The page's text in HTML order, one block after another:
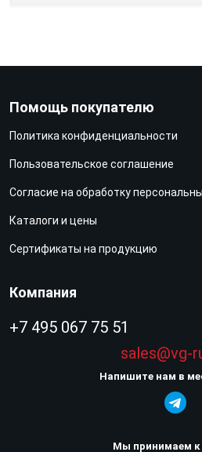
Помощь покупателю
Политика конфиденциальности
Пользовательское соглашение
Согласие на обработку
Каталоги и цены
Сертификаты на продукцию
Компания
+7 495 067 75 51
sales@vg-
Напишите нам в
Мы принимаем к